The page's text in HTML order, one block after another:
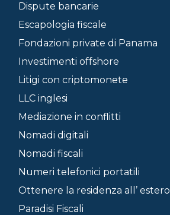
Dispute bancarie
Escapologia fiscale
Fondazioni private di Panama
Investimenti offshore
Litigi con criptomonete
LLC inglesi
Mediazione in conflitti
Nomadi digitali
Nomadi fiscali
Numeri telefonici portatili
Ottenere la residenza all’ estero
Paradisi Fiscali